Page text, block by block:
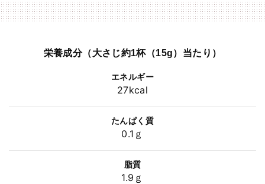
栄養成分（大さじ約1杯（15g）当たり）
エネルギー
27kcal
たんぱく質
0.1ｇ
脂質
1.9ｇ